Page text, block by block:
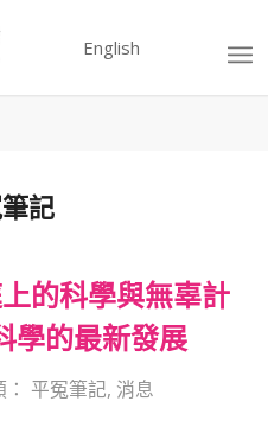
English
記
的科學與無辜計
學的最新發展
平冤筆記, 消息